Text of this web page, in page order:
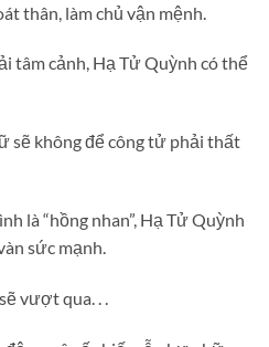
thân, làm chủ vận mệnh.
tâm cảnh, Hạ Tử Quỳnh có thể
sẽ không để công tử phải thất
là “hồng nhan”, Hạ Tử Quỳnh
sức mạnh.
vượt qua. . .